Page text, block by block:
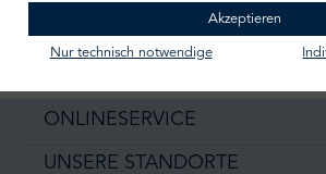
Unsere Standorte
ONLINESERVICE
UNSERE STANDORTE
Akzeptieren
Nur technisch notwendige